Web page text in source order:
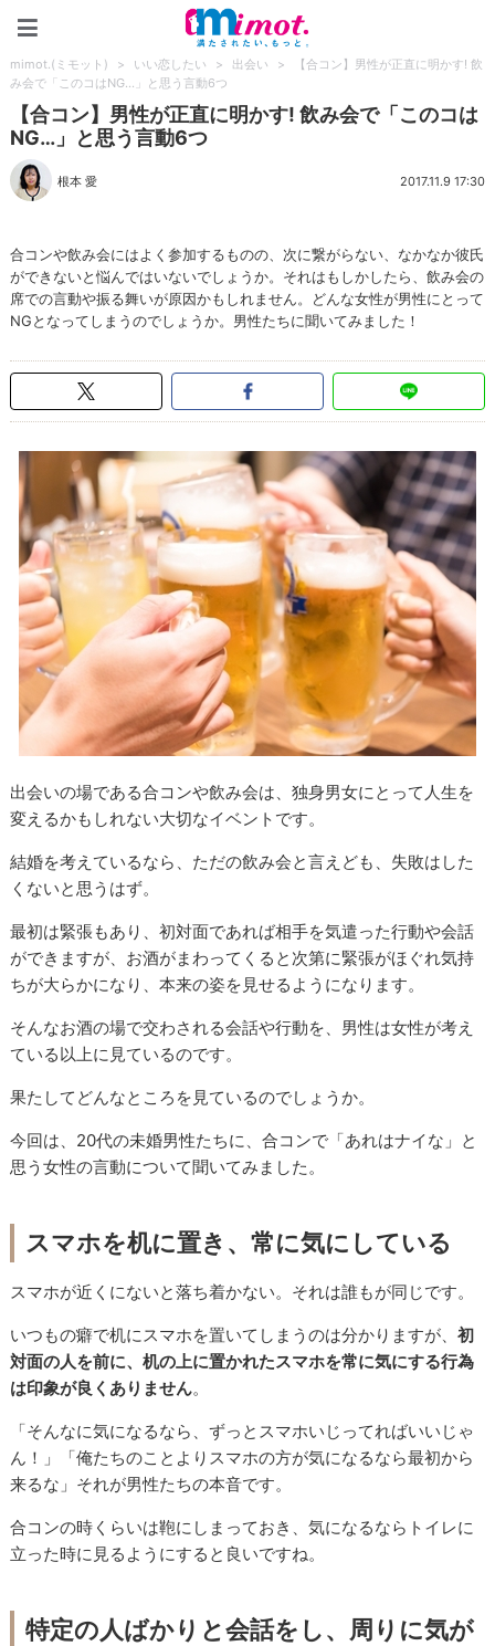
mimot.(ミモット) > いい恋したい > 出会い >
【合コン】男性が正直に明かす! 飲
み会で「このコはNG…」と思う言動6つ
【合コン】男性が正直に明かす! 飲み会で「このコは
NG…」と思う言動6つ
根本 愛 2017.11.9 17:30
合コンや飲み会にはよく参加するものの、次に繋がらない、なかなか彼氏
ができないと悩んではいないでしょうか。それはもしかしたら、飲み会の
席での言動や振る舞いが原因かもしれません。どんな女性が男性にとって
NGとなってしまうのでしょうか。男性たちに聞いてみました！
出会いの場である合コンや飲み会は、独身男女にとって人生を
変えるかもしれない大切なイベントです。
結婚を考えているなら、ただの飲み会と言えども、失敗はした
くないと思うはず。
最初は緊張もあり、初対面であれば相手を気遣った行動や会話
ができますが、お酒がまわってくると次第に緊張がほぐれ気持
ちが大らかになり、本来の姿を見せるようになります。
そんなお酒の場で交わされる会話や行動を、男性は女性が考え
ている以上に見ているのです。
果たしてどんなところを見ているのでしょうか。
今回は、20代の未婚男性たちに、合コンで「あれはナイな」と
思う女性の言動について聞いてみました。
スマホを机に置き、常に気にしている
スマホが近くにないと落ち着かない。それは誰もが同じです。
いつもの癖で机にスマホを置いてしまうのは分かりますが、初
対面の人を前に、机の上に置かれたスマホを常に気にする行為
は印象が良くありません。
「そんなに気になるなら、ずっとスマホいじってればいいじゃ
ん！」「俺たちのことよりスマホの方が気になるなら最初から
来るな」それが男性たちの本音です。
合コンの時くらいは鞄にしまっておき、気になるならトイレに
立った時に見るようにすると良いですね。
特定の人ばかりと会話をし、周りに気が